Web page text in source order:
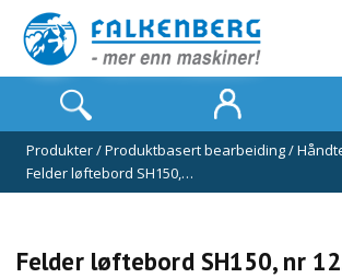
Produkter/Produktbasert bearbeiding/
Felder løftebord SH150,…
Felder løftebord SH150, nr